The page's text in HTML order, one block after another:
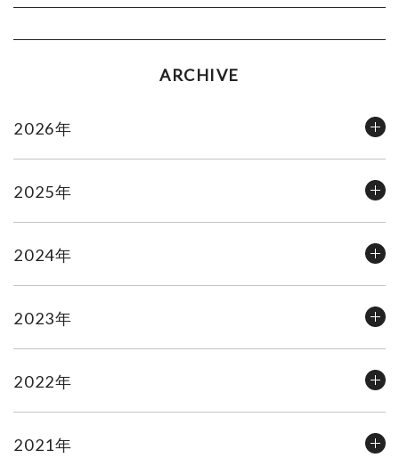
ARCHIVE
2026年
2025年
2024年
2023年
2022年
2021年